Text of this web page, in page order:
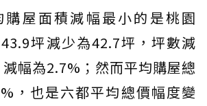
購屋面積減幅最小的是桃園
坪減少為42.7坪，坪數減
幅為2.7%；然而平均購屋總
，也是六都平均總價幅度變